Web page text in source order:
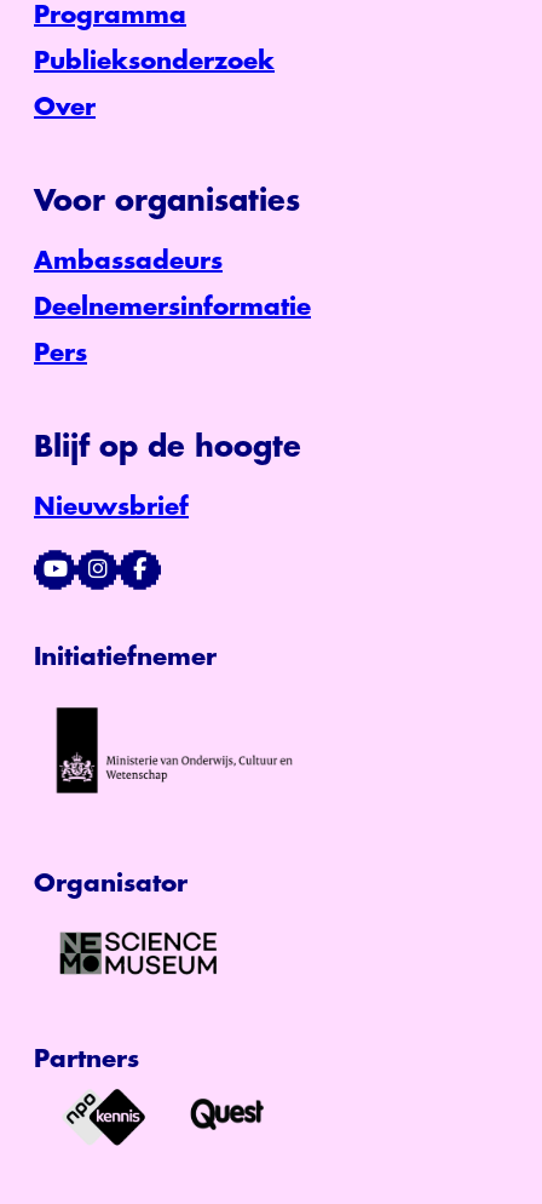
Programma
Publieksonderzoek
Over
Voor organisaties
Ambassadeurs
Deelnemersinformatie
Pers
Blijf op de hoogte
Nieuwsbrief
Initiatiefnemer
Organisator
Partners